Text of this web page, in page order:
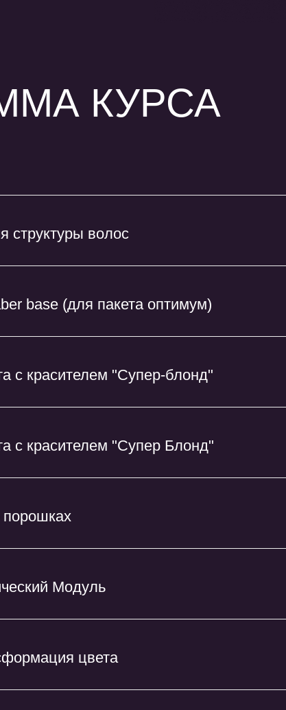
КУРСА
структуры волос
base (для пакета оптимум)
с красителем "Супер-блонд"
с красителем "Супер Блонд"
порошках
Модуль
цвета